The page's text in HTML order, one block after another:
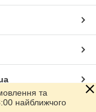
та
найближчого